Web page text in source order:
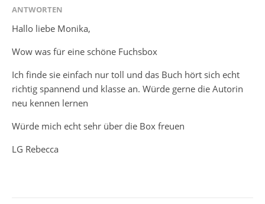
ANTWORTEN
Hallo liebe Monika,
Wow was für eine schöne Fuchsbox
Ich finde sie einfach nur toll und das Buch hört sich echt
richtig spannend und klasse an. Würde gerne die Autorin
neu kennen lernen
Würde mich echt sehr über die Box freuen
LG Rebecca